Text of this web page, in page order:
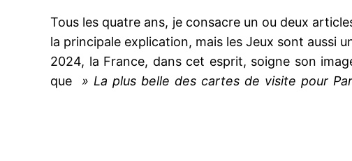
Tous les quatre ans, je consacre un ou deux
la principale explication, mais les Jeux sont aussi
2024, la France, dans cet esprit, soigne son
que
» La plus belle des cartes de visite pour